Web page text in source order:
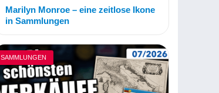
Marilyn Monroe – eine zeitlose Ikone
in Sammlungen
SAMMLUNGEN